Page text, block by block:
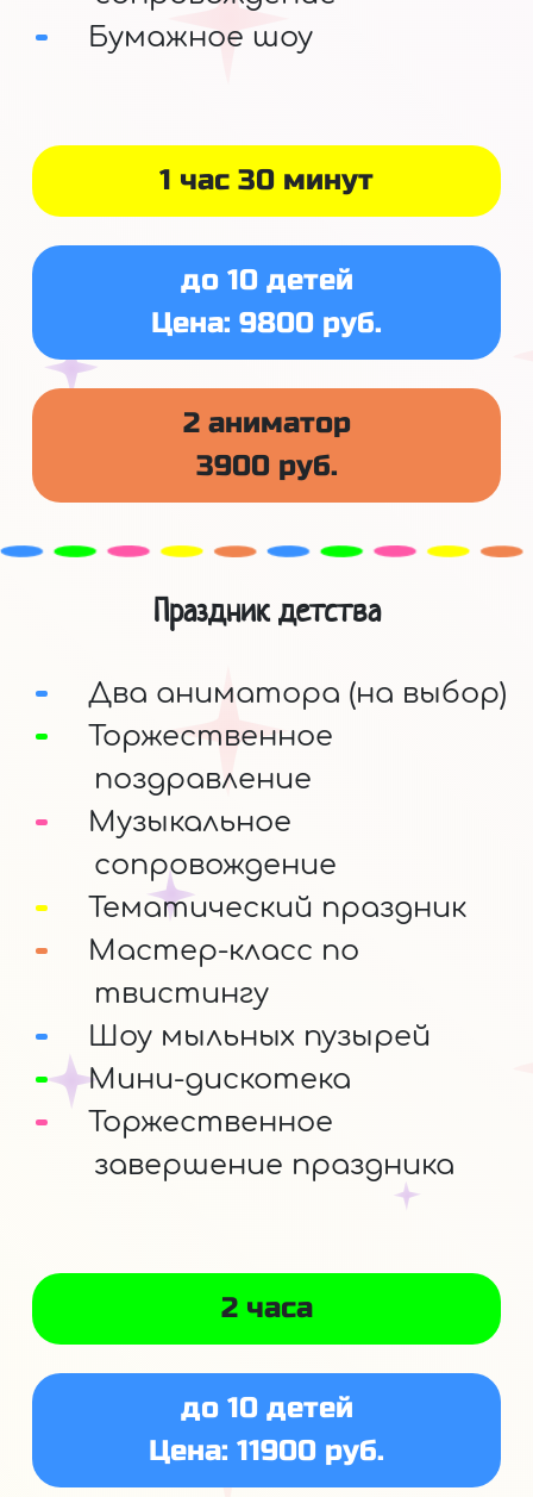
1 час 30 минут
до 10 детей
Цена: 9800 руб.
2 аниматор
3900 руб.
Бумажное шоу
Праздник детства
Два аниматора (на выбор)
Торжественное
поздравление
Музыкальное
сопровождение
Тематический праздник
Мастер-класс по
твистингу
Шоу мыльных пузырей
Мини-дискотека
Торжественное
завершение праздника
2 часа
до 10 детей
Цена: 11900 руб.